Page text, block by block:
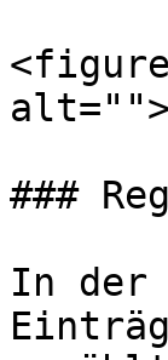
###
In der